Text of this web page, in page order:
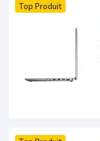
Top Produit